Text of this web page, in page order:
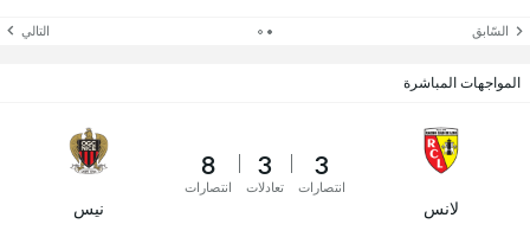
السّابق التالي
المواجهات المباشرة
لانس
3
انتصارات
3
تعادلات
8
انتصارات
نيس